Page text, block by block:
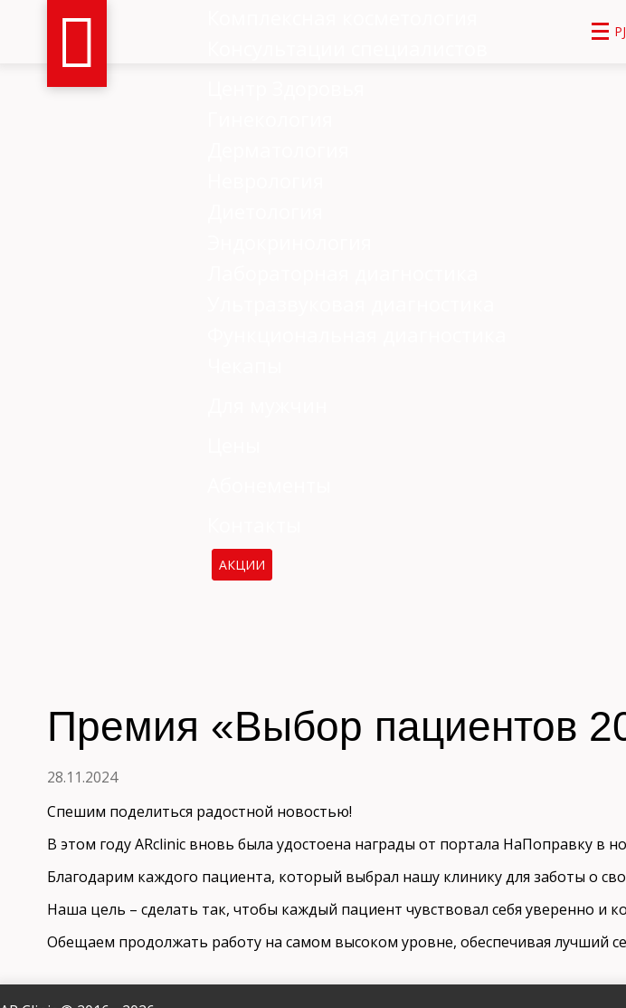
АКЦИИ
Премия «Выбор пациентов
28.11.2024
Спешим поделиться радостной новостью!
В этом году ARclinic вновь была удостоена награды от портала НаПоправку в
Благодарим каждого пациента, который выбрал нашу клинику для заботы о
Наша цель – сделать так, чтобы каждый пациент чувствовал себя уверенно и
Обещаем продолжать работу на самом высоком уровне, обеспечивая лучший